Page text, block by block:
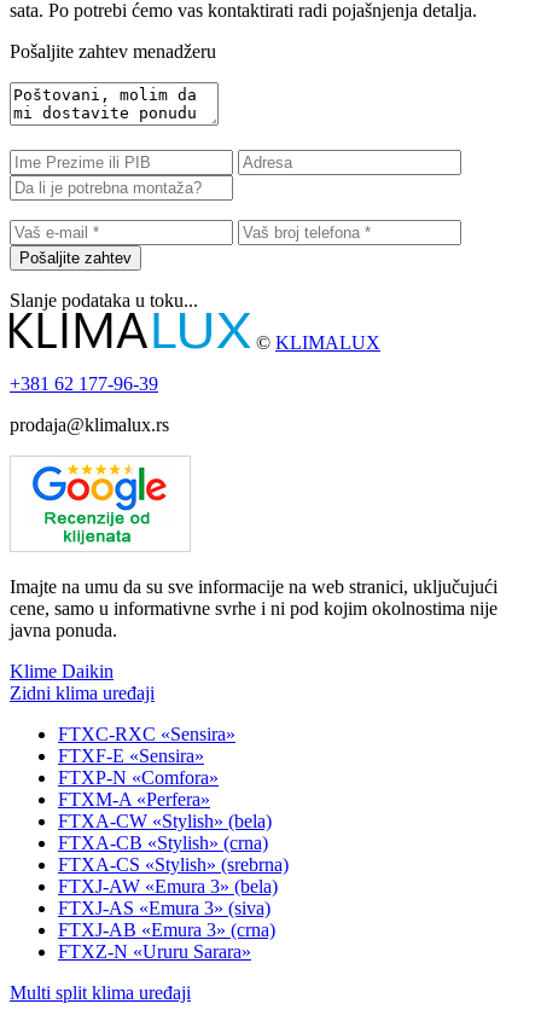
sata. Po potrebi ćemo vas kontaktirati radi pojašnjenja detalja.
Pošaljite zahtev menadžeru
Pošaljite zahtev
Slanje podataka u toku...
© KLIMALUX
+381 62 177-96-39
prodaja@klimalux.rs
Imajte na umu da su sve informacije na web stranici, uključujući
cene, samo u informativne svrhe i ni pod kojim okolnostima nije
javna ponuda.
Klime Daikin
Zidni klima uređaji
FTXC-RXC «Sensira»
FTXF-E «Sensira»
FTXP-N «Comfora»
FTXM-A «Perfera»
FTXA-CW «Stylish» (bela)
FTXA-CB «Stylish» (crna)
FTXA-CS «Stylish» (srebrna)
FTXJ-AW «Emura 3» (bela)
FTXJ-AS «Emura 3» (siva)
FTXJ-AB «Emura 3» (crna)
FTXZ-N «Ururu Sarara»
Multi split klima uređaji